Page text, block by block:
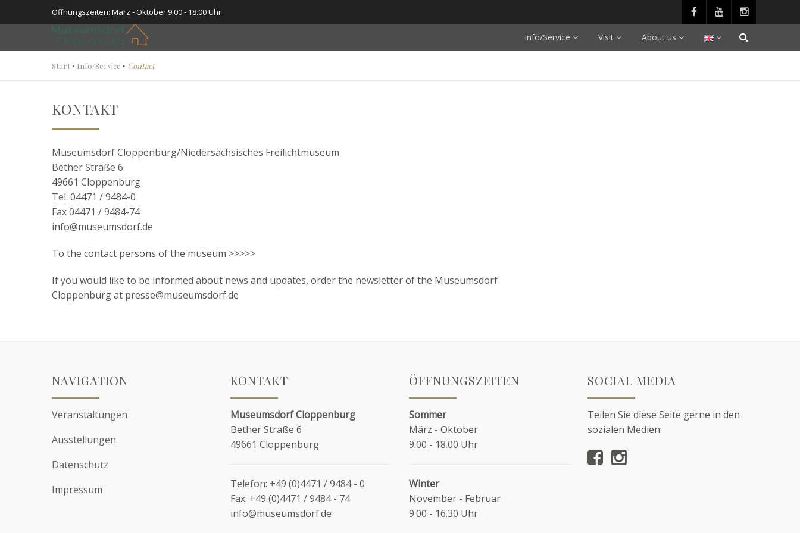
Öffnungszeiten: März - Oktober 9:00 - 18.00 Uhr
Info/Service Visit About us
Start ‣ Info/Service ‣ Contact
KONTAKT
Museumsdorf Cloppenburg/Niedersächsisches Freilichtmuseum
Bether Straße 6
49661 Cloppenburg
Tel. 04471 / 9484-0
Fax 04471 / 9484-74
info@museumsdorf.de
To the contact persons of the museum >>>>>
If you would like to be informed about news and updates, order the newsletter of the Museumsdorf
Cloppenburg at presse@museumsdorf.de
NAVIGATION
Veranstaltungen
Ausstellungen
Datenschutz
Impressum
KONTAKT
Museumsdorf Cloppenburg
Bether Straße 6
49661 Cloppenburg
Telefon: +49 (0)4471 / 9484 - 0
Fax: +49 (0)4471 / 9484 - 74
info@museumsdorf.de
ÖFFNUNGSZEITEN
Sommer
März - Oktober
9.00 - 18.00 Uhr
Winter
November - Februar
9.00 - 16.30 Uhr
SOCIAL MEDIA
Teilen Sie diese Seite gerne in den
sozialen Medien: